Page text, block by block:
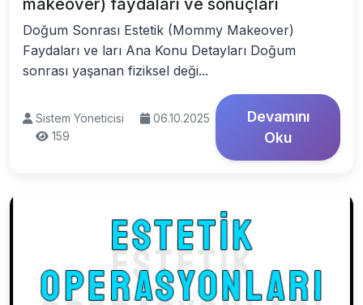
makeover) faydaları ve sonuçları
Doğum Sonrası Estetik (Mommy Makeover)
Faydaları ve ları Ana Konu Detayları Doğum
sonrası yaşanan fiziksel deği...
Sistem Yöneticisi
06.10.2025
159
Devamını
Oku